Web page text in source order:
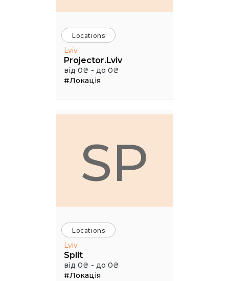
Locations
Lviv
Projector.Lviv
від 0₴ - до 0₴
#Локація
SP
Locations
Lviv
Split
від 0₴ - до 0₴
#Локація